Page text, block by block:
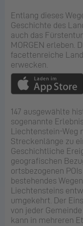
Entlang dieses
Geschichte des
auch das
MORGEN erleben.
facettenreiche
erwecken.
147 ausgewählte
sogenannte
Liechtenstein-Weg
Streckenlänge zu
Geschichtliche
geografischen
ortsbezogenen
bestehendes
Liechtensteins
umgekehrt. Der
von jeder
kann in mehreren